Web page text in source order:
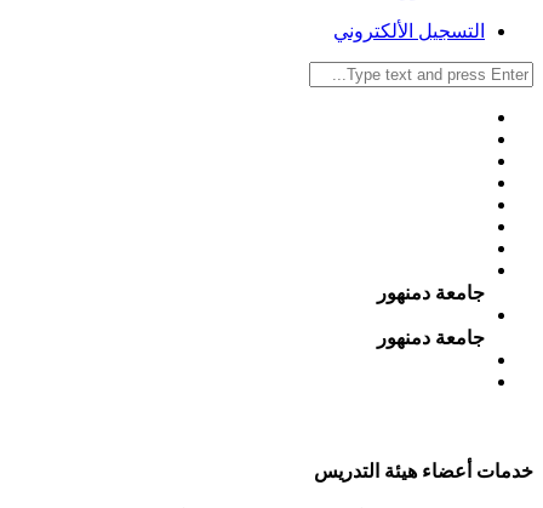
التسجيل الألكتروني
جامعة دمنهور
جامعة دمنهور
خدمات أعضاء هيئة التدريس